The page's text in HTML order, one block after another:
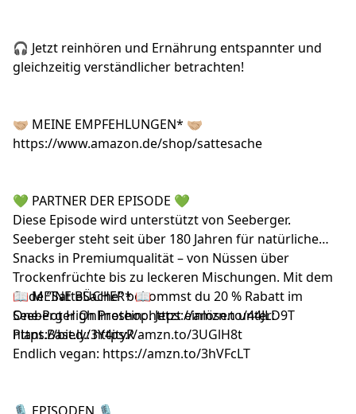
🎧 Jetzt reinhören und Ernährung entspannter und
gleichzeitig verständlicher betrachten!
🤝🏼 MEINE EMPFEHLUNGEN* 🤝🏼
https://www.amazon.de/shop/sattesache
💚 PARTNER DER EPISODE 💚
Diese Episode wird unterstützt von Seeberger.
Seeberger steht seit über 180 Jahren für natürliche
Snacks in Premiumqualität – von Nüssen über
Trockenfrüchte bis zu leckeren Mischungen. Mit dem
Code “SatteSache” bekommst du 20 % Rabatt im
Seeberger Onlineshop. Jetzt einlösen unter:
https://bit.ly/3Y4ityR
📖 MEINE BÜCHER* 📖
One-Pot High Protein:https://amzn.to/44JLD9T
Plant.Based.:https://amzn.to/3UGlH8t
Endlich vegan: https://amzn.to/3hVFcLT